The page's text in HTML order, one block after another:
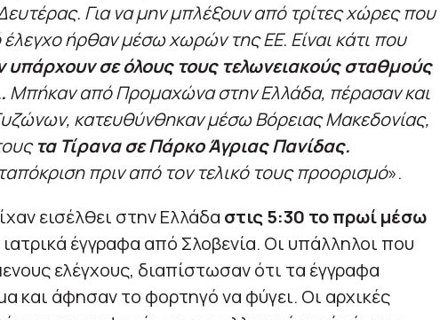
Για να μην μπλέξουν από τρίτες χώρες που
έλεγχο ήρθαν μέσω χωρών της ΕΕ. Είναι κάτι που
υπάρχουν σε όλους τους τελωνειακούς σταθμούς
Μπήκαν από Προμαχώνα στην Ελλάδα, πέρασαν και
κατευθύνθηκαν μέσω Βόρειας Μακεδονίας,
τα Τίρανα σε Πάρκο Άγριας Πανίδας.
πριν από τον τελικό τους προορισμό».
εισέλθει στην Ελλάδα στις 5:30 το πρωί μέσω
ιατρικά έγγραφα από Σλοβενία. Οι υπάλληλοι που
ελέγχους, διαπίστωσαν ότι τα έγγραφα
και άφησαν το φορτηγό να φύγει. Οι αρχικές